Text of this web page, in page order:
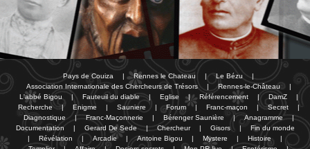
Pays de Couiza | Rennes le Chateau | Le Bézu
|
Association Internationale des Chercheurs de Trésors
| Rennes-le-Château
|
L'abbé Bigou
| Fauteuil du diable | Eglise | Référencement | DamZ
|
Recherche
| Enigme | Sauniere | Forum | Franc-maçon | Secret
|
Diagnostique
| Franc-Maçonnerie | Bérenger Saunière | Anagramme
|
Documentation
| Gerard De Sede | Chercheur | Gisors |
Fin du monde
|
Révélation | Arcadie | Antoine Bigou | Mystere | Histoire
|